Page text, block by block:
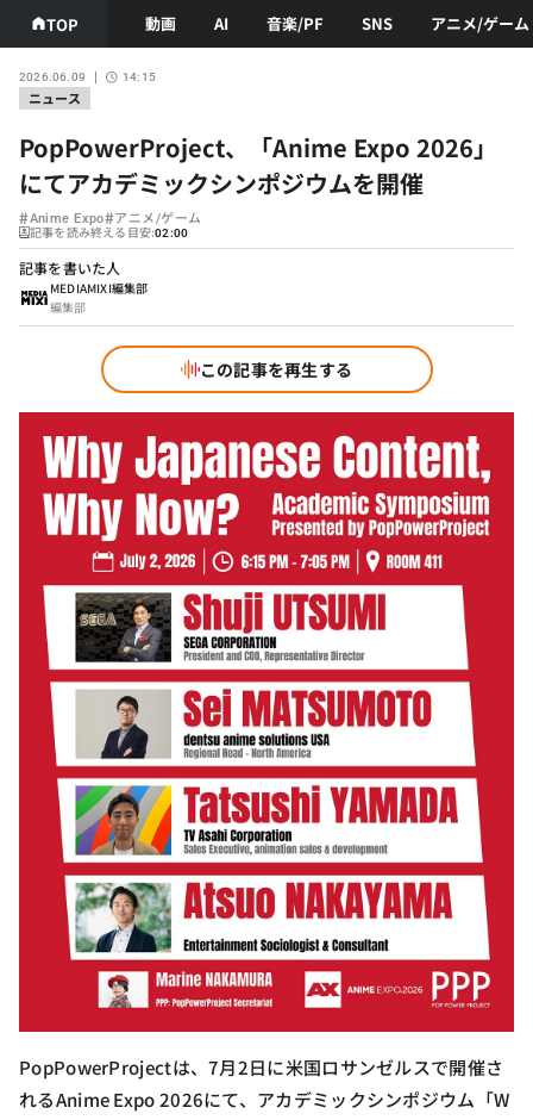
TOP 動画 AI 音楽/PF SNS アニメ/ゲーム
ニュース
2026.06.09 14:15
PopPowerProject、「Anime Expo 2026」
にてアカデミックシンポジウムを開催
#Anime Expo#アニメ/ゲーム
記事を読み終える目安:02:00
記事を書いた人
MEDIAMIXI編集部
編集部
この記事を再生する
PopPowerProjectは、7月2日に米国ロサンゼルスで開催さ
れるAnime Expo 2026にて、アカデミックシンポジウム「W